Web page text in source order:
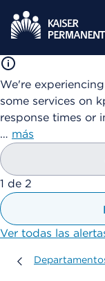
We're
some services on
response times or
… más
mostrando
1 de 2
Ver todas las